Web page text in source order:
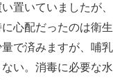
置いていましたが、
心配だったのは衛生
で済みますが、哺乳
い。消毒に必要な水